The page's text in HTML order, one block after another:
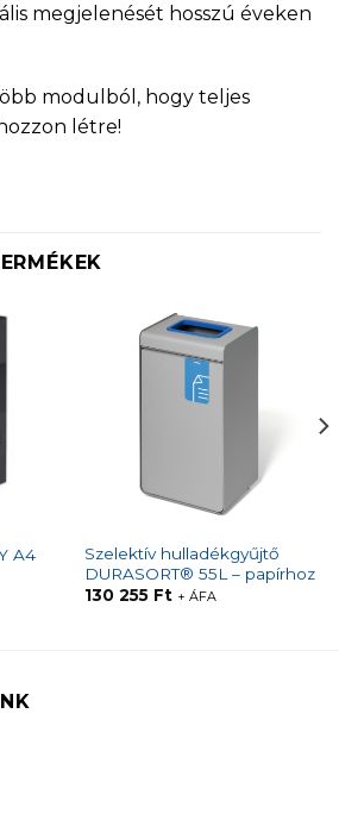
megjelenését hosszú éveken
modulból, hogy teljes
létre!
A4
Szelektív hulladékgyűjtő
DURASORT® 55L – papírhoz
130 255 Ft + ÁFA